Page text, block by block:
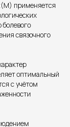
применяется
связочного
оптимальный
с учётом